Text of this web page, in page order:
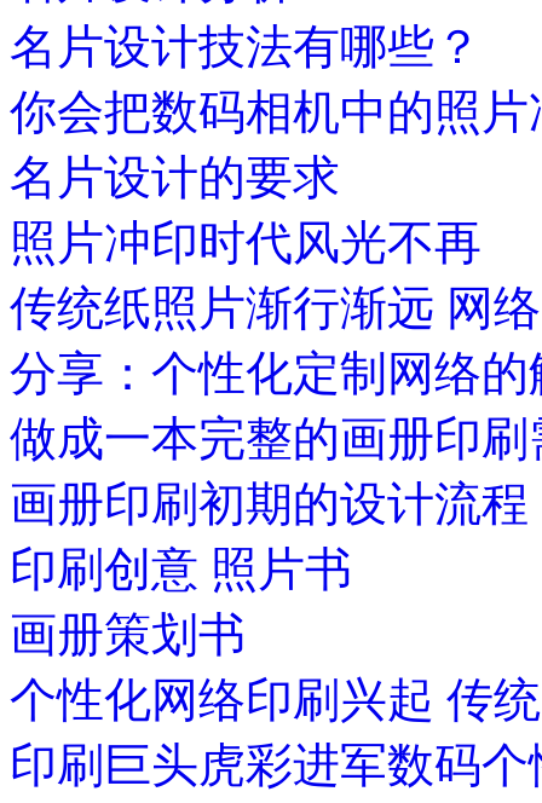
名片设计技法有哪些？
你会把数码相机中的照
名片设计的要求
照片冲印时代风光不再
传统纸照片渐行渐远 网
分享：个性化定制网络的
做成一本完整的画册印
画册印刷初期的设计流程
印刷创意 照片书
画册策划书
个性化网络印刷兴起 传
印刷巨头虎彩进军数码